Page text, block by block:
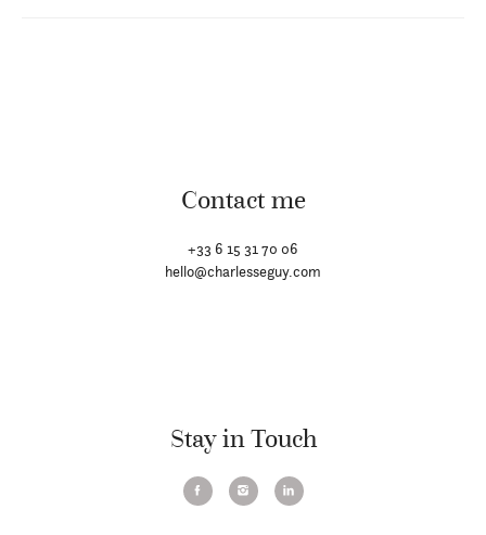
Contact me
+33 6 15 31 70 06
hello@charlesseguy.com
Stay in Touch